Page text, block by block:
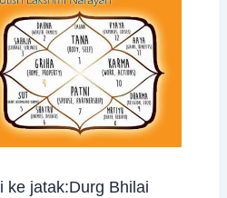
ke jatak:Durg Bhilai